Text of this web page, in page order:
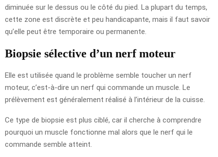
diminuée sur le dessus ou le côté du pied. La plupart du temps,
cette zone est discrète et peu handicapante, mais il faut savoir
qu’elle peut être temporaire ou permanente.
Biopsie sélective d’un nerf moteur
Elle est utilisée quand le problème semble toucher un nerf
moteur, c’est-à-dire un nerf qui commande un muscle. Le
prélèvement est généralement réalisé à l’intérieur de la cuisse.
Ce type de biopsie est plus ciblé, car il cherche à comprendre
pourquoi un muscle fonctionne mal alors que le nerf qui le
commande semble atteint.